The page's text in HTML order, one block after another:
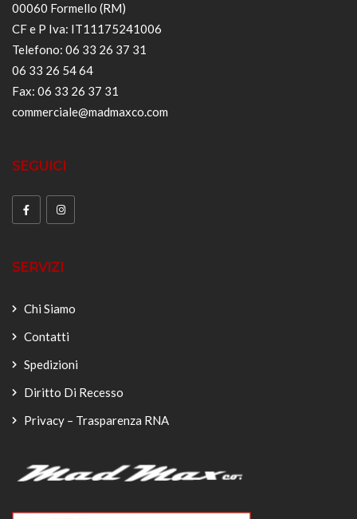
00060 Formello (RM)
CF e P Iva: IT11175241006
Telefono: 06 33 26 37 31
06 33 26 54 64
Fax: 06 33 26 37 31
commerciale@madmaxco.com
SEGUICI
SERVIZI
Chi Siamo
Contatti
Spedizioni
Diritto Di Recesso
Privacy – Trasparenza RNA